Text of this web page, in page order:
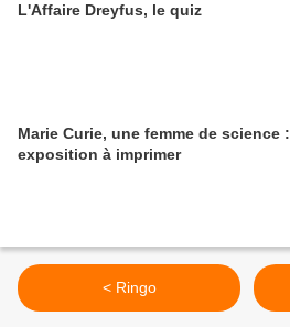
L'Affaire Dreyfus, le quiz
Marie Curie, une femme de science :
exposition à imprimer
< Ringo